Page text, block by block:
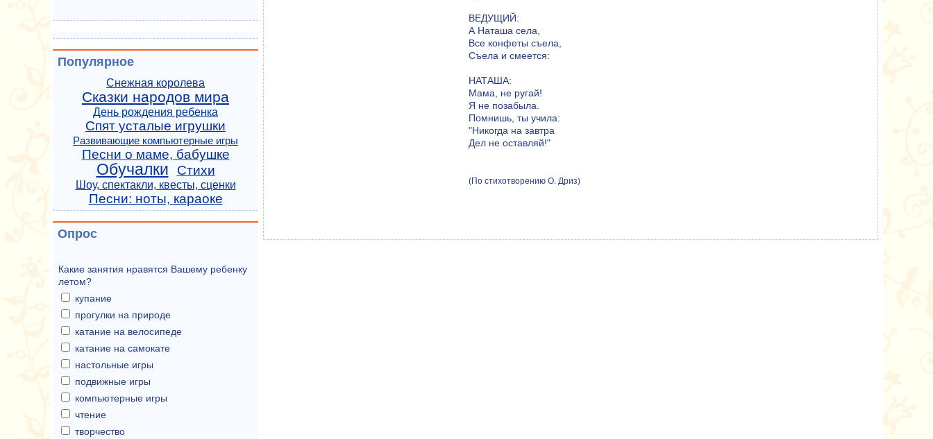
ВЕДУЩИЙ:
А Наташа села,
Все конфеты съела,
Съела и смеется:
НАТАША:
Мама, не ругай!
Я не позабыла.
Помнишь, ты учила:
"Никогда на завтра
Дел не оставляй!"
(По стихотворению О. Дриз)
Популярное
Снежная королева
Сказки народов мира
День рождения ребенка
Спят усталые игрушки
Развивающие компьютерные игры
Песни о маме, бабушке
Обучалки Стихи
Шоу, спектакли, квесты, сценки
Песни: ноты, караоке
Опрос
Какие занятия нравятся Вашему ребенку
летом?
купание
прогулки на природе
катание на велосипеде
катание на самокате
настольные игры
подвижные игры
компьютерные игры
чтение
творчество